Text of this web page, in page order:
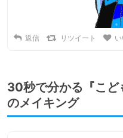
返信 リツイート
30秒で分かる『こど
のメイキング